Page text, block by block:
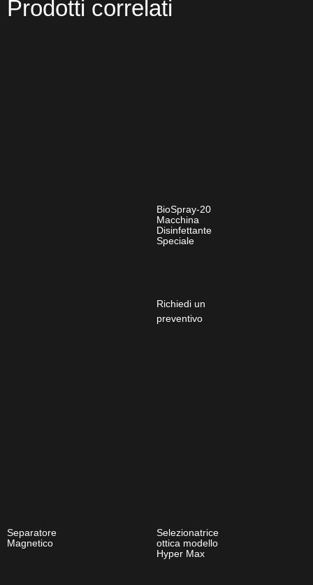
Prodotti correlati
BioSpray-20
Macchina
Disinfettante
Speciale
Richiedi un
preventivo
Separatore
Magnetico
Selezionatrice
ottica modello
Hyper Max